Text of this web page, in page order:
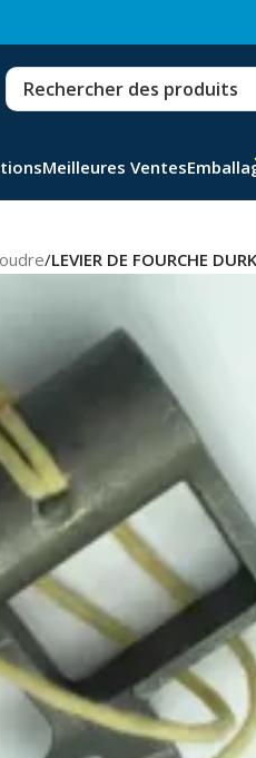
Meilleures Ventes
/LEVIER DE FOURCHE